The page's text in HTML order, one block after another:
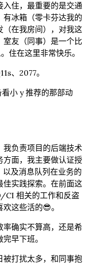
入住，最重要的是交通
冰箱（零卡芬达我的
（在我房间），对我这
友（同事）是一个比
住在这里非常快乐。
、2077。
小 y 推荐的那部动
我负责项目的后端技术
方面，我主要做认证授
及消息队列在业务的
佳实践探索。在前面这
CI 相关的工作和反盗
这些活的😎。
确实不算高，还是希
早下班。
被打扰太多，和同事抱